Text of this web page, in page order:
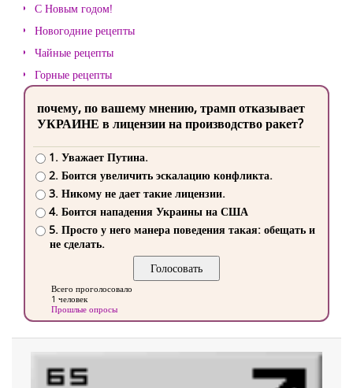
С Новым годом!
Новогодние рецепты
Чайные рецепты
Горные рецепты
почему, по вашему мнению, трамп отказывает
УКРАИНЕ в лицензии на производство ракет?
1. Уважает Путина.
2. Боится увеличить эскалацию конфликта.
3. Никому не дает такие лицензии.
4. Боится нападения Украины на США
5. Просто у него манера поведения такая: обещать и
не сделать.
Всего проголосовало
1 человек
Прошлые опросы